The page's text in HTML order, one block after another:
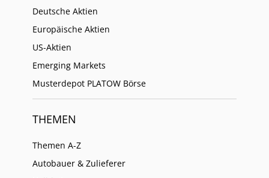
Deutsche Aktien
Europäische Aktien
US-Aktien
Emerging Markets
Musterdepot PLATOW Börse
THEMEN
Themen A-Z
Autobauer & Zulieferer